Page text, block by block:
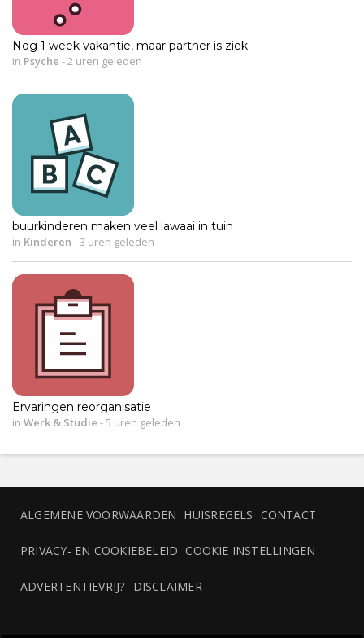
Nog 1 week vakantie, maar partner is ziek
in Psyche - 2 uren geleden
buurkinderen maken veel lawaai in tuin
in Kinderen - 3 uren geleden
Ervaringen reorganisatie
in Werk & Studie -5 uren geleden
ALGEMENE VOORWAARDEN HUISREGELS CONTACT
PRIVACY- EN COOKIEBELEID COOKIE INSTELLINGEN
ADVERTENTIEVRIJ? DISCLAIMER